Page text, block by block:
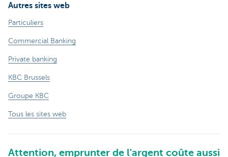
Autres sites web
Particuliers
Commercial Banking
Private banking
KBC Brussels
Groupe KBC
Tous les sites web
Attention, emprunter de l'argent coûte aussi